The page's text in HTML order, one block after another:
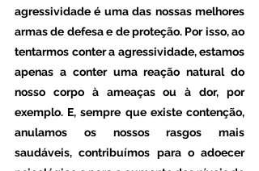
agressividade é uma das nossas melhores
armas de defesa e de proteção. Por isso, ao
tentarmos conter a agressividade, estamos
apenas a conter uma reação natural do
nosso corpo à ameaças ou à dor, por
exemplo. E, sempre que existe contenção,
anulamos os nossos rasgos mais
saudáveis, contribuímos para o adoecer